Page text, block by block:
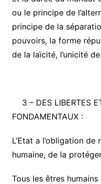
ou le principe de
principe de la
pouvoirs, la forme
de la laïcité, l’unicité de
3 – DES LIBERTES
FONDAMENTAUX :
L’Etat a l’obligation
humaine, de la
Tous les êtres